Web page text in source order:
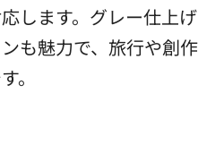
します。グレー仕上げ
も魅力で、旅行や創作
。